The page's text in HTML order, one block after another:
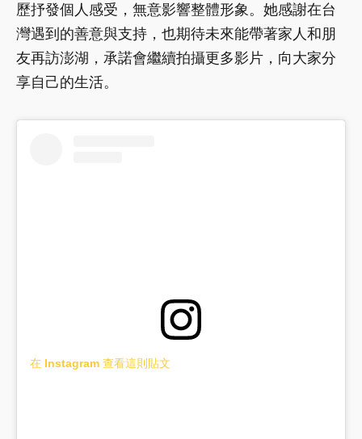
歷抒發個人感受，無意影響整體形象。她感謝在台
灣遇到的善意與支持，也期待未來能帶著家人和朋
友再訪澎湖，承諾會繼續拍攝更多影片，向大家分
享自己的生活。
在 Instagram 查看這則貼文